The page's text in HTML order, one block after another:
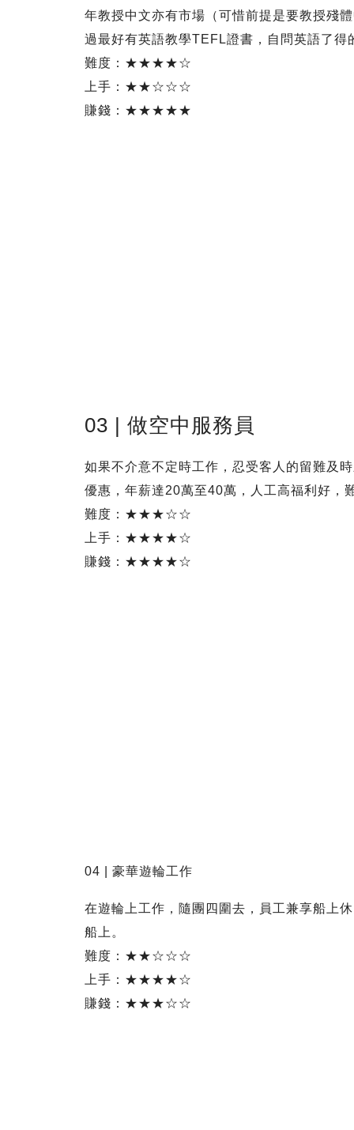
年教授中文亦有市場（可惜前提是要教授殘
過最好有英語教學TEFL證書，自問英語了得
難度：★★★★☆
上手：★★☆☆☆
賺錢：★★★★★
03 | 做空中服務員
如果不介意不定時工作，忍受客人的留難及
優惠，年薪達20萬至40萬，人工高福利好，
難度：★★★☆☆
上手：★★★★☆
賺錢：★★★★☆
04 | 豪華遊輪工作
在遊輪上工作，隨團四圍去，員工兼享船上
船上。
難度：★★☆☆☆
上手：★★★★☆
賺錢：★★★☆☆